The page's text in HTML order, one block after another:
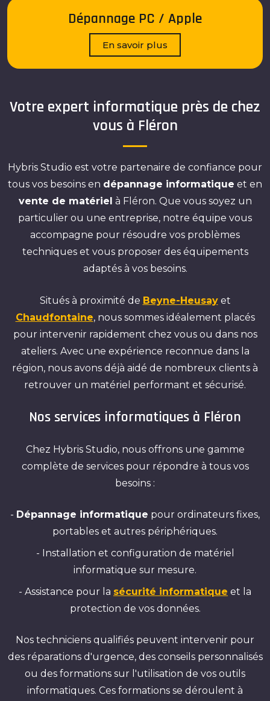
Dépannage PC / Apple
En savoir plus
Votre expert informatique près de chez
vous à Fléron
Hybris Studio est votre partenaire de confiance pour
tous vos besoins en dépannage informatique et en
vente de matériel à Fléron. Que vous soyez un
particulier ou une entreprise, notre équipe vous
accompagne pour résoudre vos problèmes
techniques et vous proposer des équipements
adaptés à vos besoins.
Situés à proximité de Beyne-Heusayet
Chaudfontaine, nous sommes idéalement placés
pour intervenir rapidement chez vous ou dans nos
ateliers. Avec une expérience reconnue dans la
région, nous avons déjà aidé de nombreux clients à
retrouver un matériel performant et sécurisé.
Nos services informatiques à Fléron
Chez Hybris Studio, nous offrons une gamme
complète de services pour répondre à tous vos
besoins :
- Dépannage informatique pour ordinateurs fixes,
portables et autres périphériques.
- Installation et configuration de matériel
informatique sur mesure.
- Assistance pour la sécurité informatique et la
protection de vos données.
Nos techniciens qualifiés peuvent intervenir pour
des réparations d'urgence, des conseils personnalisés
ou des formations sur l'utilisation de vos outils
informatiques. Ces formations se déroulent à